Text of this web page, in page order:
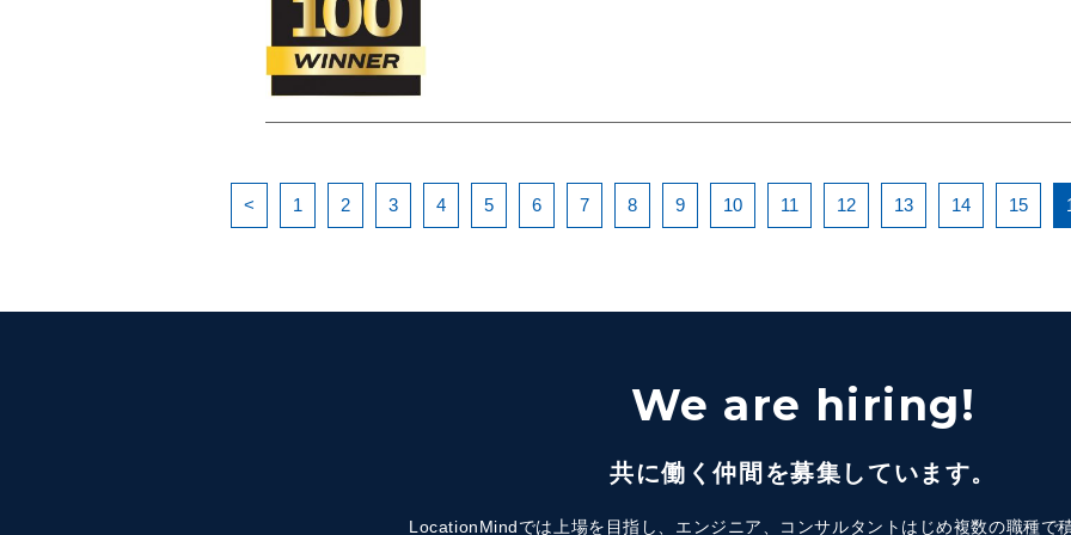
< 1 2 3 4 5 6 7 8 9 10 11 12 13 14 15
We are hiring!
共に働く仲間を募集しています。
LocationMindでは上場を目指し、エンジニア、コンサルタントはじめ複数の職種で